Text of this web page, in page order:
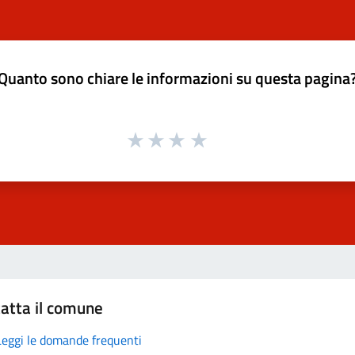
sono chiare le informazioni su questa
il comune
le domande frequenti